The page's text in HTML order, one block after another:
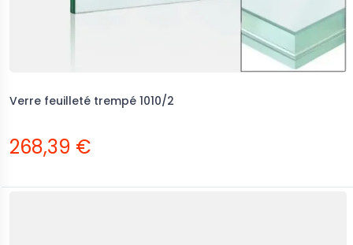
Verre feuilleté trempé 1010/2
268,39 €